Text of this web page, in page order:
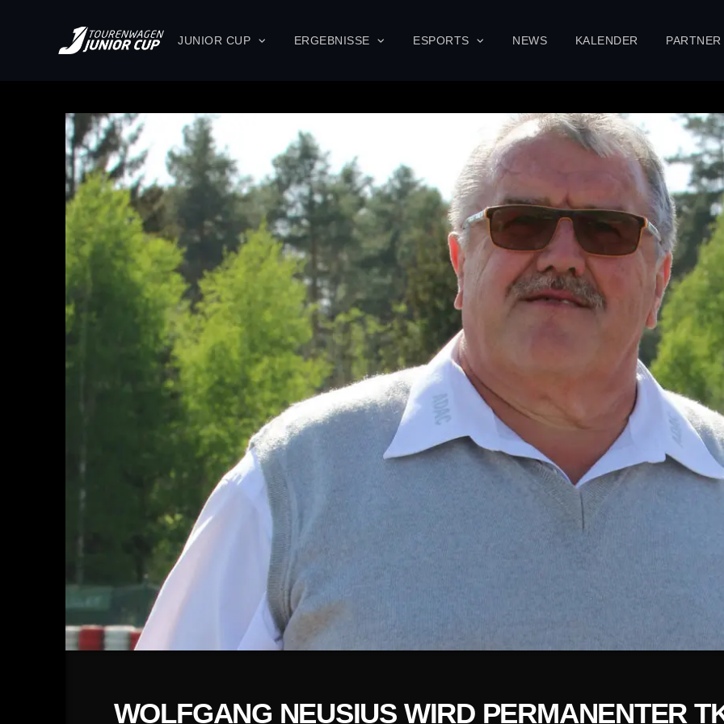
JUNIOR CUP ERGEBNISSE ESPORTS NEWS KALENDER PARTNER
WOLFGANG NEUSIUS WIRD PERMANENTER